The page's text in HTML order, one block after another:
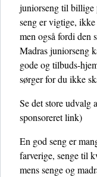
juniorseng til billige
seng er vigtige,
men også fordi den
Madras juniorseng
gode og tilbuds-
sørger for du ikke
Se det store udvalg
sponsoreret link)
En god seng er
farverige, senge til
mens senge og